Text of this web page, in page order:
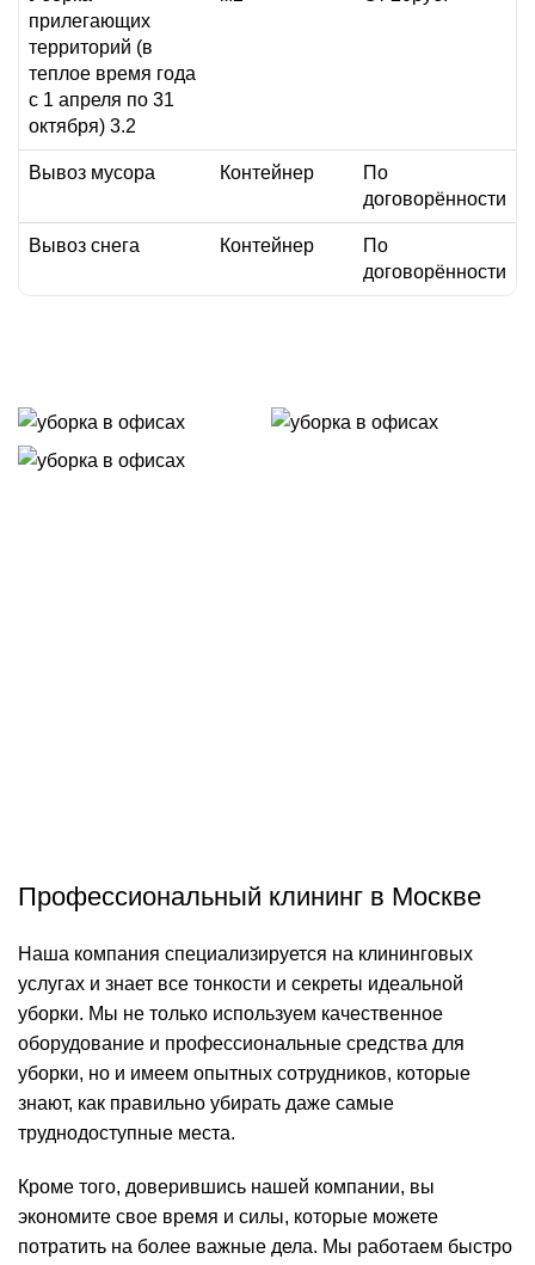
прилегающих
территорий (в
теплое время года
с 1 апреля по 31
октября) 3.2
Вывоз мусора Контейнер
По
договорённости
Вывоз снега Контейнер
По
договорённости
Профессиональный клининг в Москве
Наша компания специализируется на клининговых
услугах и знает все тонкости и секреты идеальной
уборки. Мы не только используем качественное
оборудование и профессиональные средства для
уборки, но и имеем опытных сотрудников, которые
знают, как правильно убирать даже самые
труднодоступные места.
Кроме того, доверившись нашей компании, вы
экономите свое время и силы, которые можете
потратить на более важные дела. Мы работаем быстро